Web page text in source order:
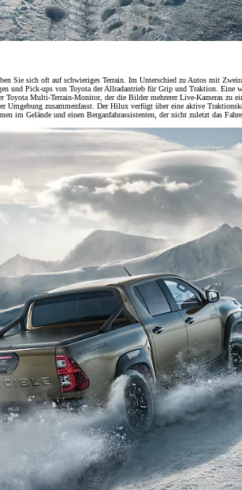
Sie sich oft auf schwieriges Terrain. Im Unterschied zu Autos mit
und Pick-ups von Toyota der Allradantrieb für Grip und Traktion. Eine
Toyota Multi-Terrain-Monitor, der die Bilder mehrerer Live-Kameras zu
Umgebung zusammenfasst. Der Hilux verfügt über eine aktive
im Gelände und einen Berganfahrassistenten, der nicht zuletzt das